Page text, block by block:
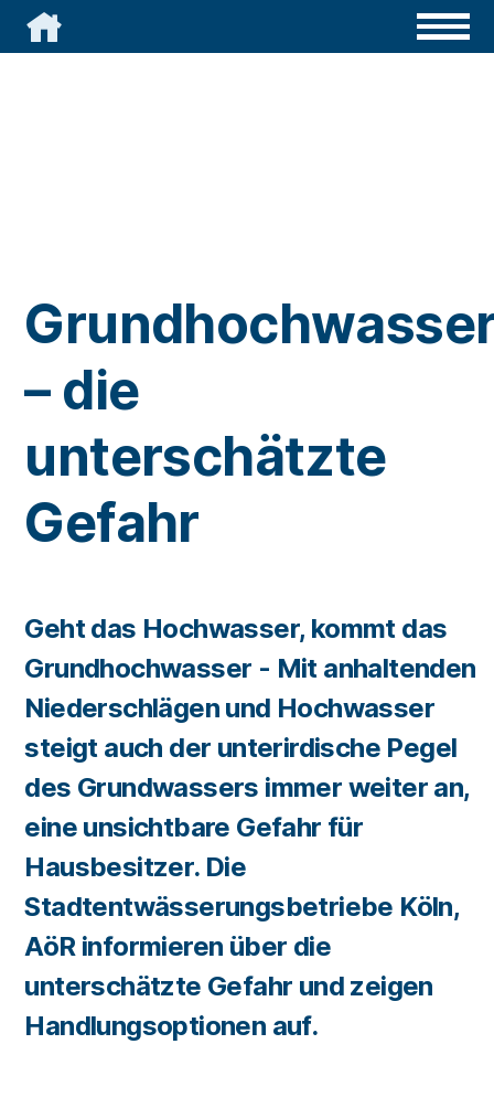

– die
unterschätzte
Gefahr
Geht das Hochwasser, kommt das
Grundhochwasser - Mit anhaltenden
Niederschlägen und Hochwasser
steigt auch der unterirdische Pegel
des Grundwassers immer weiter an,
eine unsichtbare Gefahr für
Hausbesitzer. Die
Stadtentwässerungsbetriebe Köln,
AöR informieren über die
unterschätzte Gefahr und zeigen
Handlungsoptionen auf.